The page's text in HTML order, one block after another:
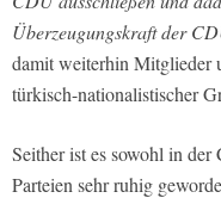
Überzeugungskraft der
damit weiterhin Mitglieder
türkisch-nationalistischer
Seither ist es sowohl in
Parteien sehr ruhig